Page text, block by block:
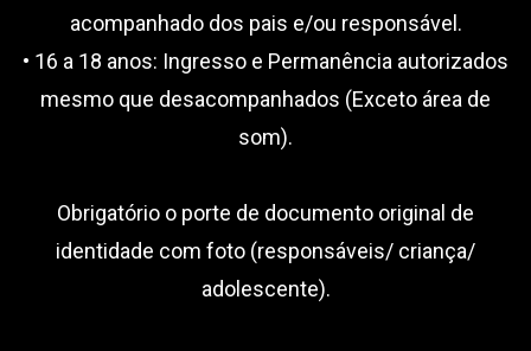
acompanhado dos pais e/ou responsável.
• 16 a 18 anos: Ingresso e Permanência autorizados
mesmo que desacompanhados (Exceto área de
som).
Obrigatório o porte de documento original de
identidade com foto (responsáveis/ criança/
adolescente).